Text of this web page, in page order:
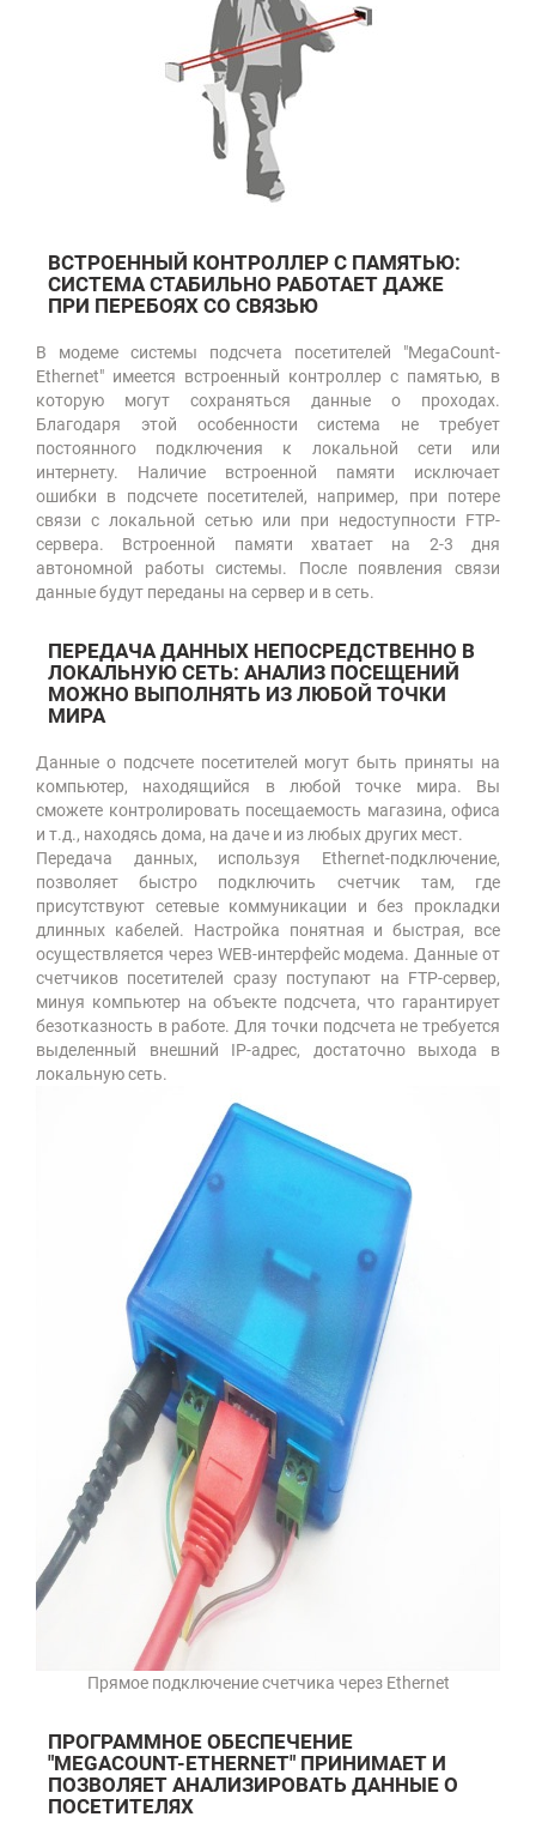
ВСТРОЕННЫЙ КОНТРОЛЛЕР С ПАМЯТЬЮ:
СИСТЕМА СТАБИЛЬНО РАБОТАЕТ ДАЖЕ
ПРИ ПЕРЕБОЯХ СО СВЯЗЬЮ
В модеме системы подсчета посетителей "MegaCount-
Ethernet" имеется встроенный контроллер с памятью, в
которую могут сохраняться данные о проходах.
Благодаря этой особенности система не требует
постоянного подключения к локальной сети или
интернету. Наличие встроенной памяти исключает
ошибки в подсчете посетителей, например, при потере
связи с локальной сетью или при недоступности FTP-
сервера. Встроенной памяти хватает на 2-3 дня
автономной работы системы. После появления связи
данные будут переданы на сервер и в сеть.
ПЕРЕДАЧА ДАННЫХ НЕПОСРЕДСТВЕННО В
ЛОКАЛЬНУЮ СЕТЬ: АНАЛИЗ ПОСЕЩЕНИЙ
МОЖНО ВЫПОЛНЯТЬ ИЗ ЛЮБОЙ ТОЧКИ
МИРА
Данные о подсчете посетителей могут быть приняты на
компьютер, находящийся в любой точке мира. Вы
сможете контролировать посещаемость магазина, офиса
и т.д., находясь дома, на даче и из любых других мест.
Передача данных, используя Ethernet-подключение,
позволяет быстро подключить счетчик там, где
присутствуют сетевые коммуникации и без прокладки
длинных кабелей. Настройка понятная и быстрая, все
осуществляется через WEB-интерфейс модема. Данные от
счетчиков посетителей сразу поступают на FTP-сервер,
минуя компьютер на объекте подсчета, что гарантирует
безотказность в работе. Для точки подсчета не требуется
выделенный внешний IP-адрес, достаточно выхода в
локальную сеть.
Прямое подключение счетчика через Ethernet
ПРОГРАММНОЕ ОБЕСПЕЧЕНИЕ
"MEGACOUNT-ETHERNET" ПРИНИМАЕТ И
ПОЗВОЛЯЕТ АНАЛИЗИРОВАТЬ ДАННЫЕ О
ПОСЕТИТЕЛЯХ